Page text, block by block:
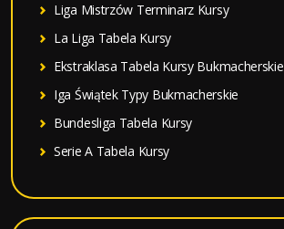
Liga Mistrzów Terminarz Kursy
La Liga Tabela Kursy
Ekstraklasa Tabela Kursy Bukmacherskie
Iga Świątek Typy Bukmacherskie
Bundesliga Tabela Kursy
Serie A Tabela Kursy